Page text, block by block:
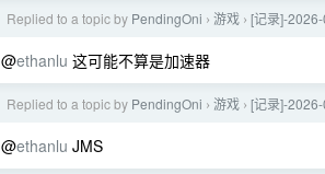
Replied to a topic by PendingOni › 游戏 › [记录]-2026-
@ethanlu 这可能不算是加速器
Replied to a topic by PendingOni › 游戏 › [记录]-2026-
@ethanlu JMS